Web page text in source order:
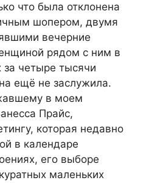
что была отклонена
шопером, двумя
вечерние
рядом с ним в
за четыре тысячи
ещё не заслужила.
в моем
Прайс,
которая недавно
в календаре
его выборе
маленьких